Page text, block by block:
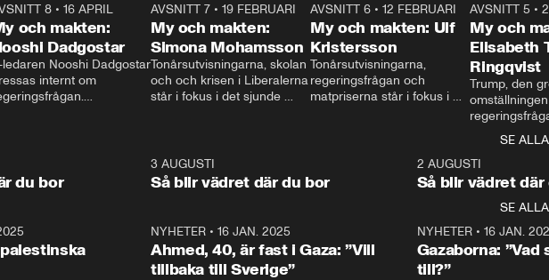
8• 16 APRIL
och makten:
Dadgostar
ledaren Nooshi Dadgostar
internt om
ställer upp i val. Ska vi
med så sitter vi förstås
24:30
AVSNITT 7• 19 FEBRUARI
My och makten:
Simona Mohamsson
Tonårsutvisningarna, skolan
och och krisen i Liberalerna
står i fokus i det sjunde
kommentator My
Rohwedder ställer
utbildnings- och
Mohamsson till svars.
27:30
AVSNITT 6 •12 FEBRUARI
My och makten: Ulf
Kristersson
Tonårsutvisningarna,
regeringsfrågan och
matpriserna står i fokus i
Rohwedder ställer
statsminister Ulf Kristersson
AVSNITT 5 •
My och
Elisabeth
Ringqvist
Trump, den
centrum i
avsnittet av
Makten”. Se
Aftonbladets
Rohwedder
Thand Ring
SE ALLA
du bor
3 AUGUSTI
Så blir vädret där du bor
2 AUGUSTI
Så blir vädret där
SE ALLA
NYHETER• 16 JAN. 2025
Ahmed, 40, är fast i Gaza: ”Vill
tillbaka till Sverige”
NYHETER• 16 JAN.
Gazaborna:
till?”